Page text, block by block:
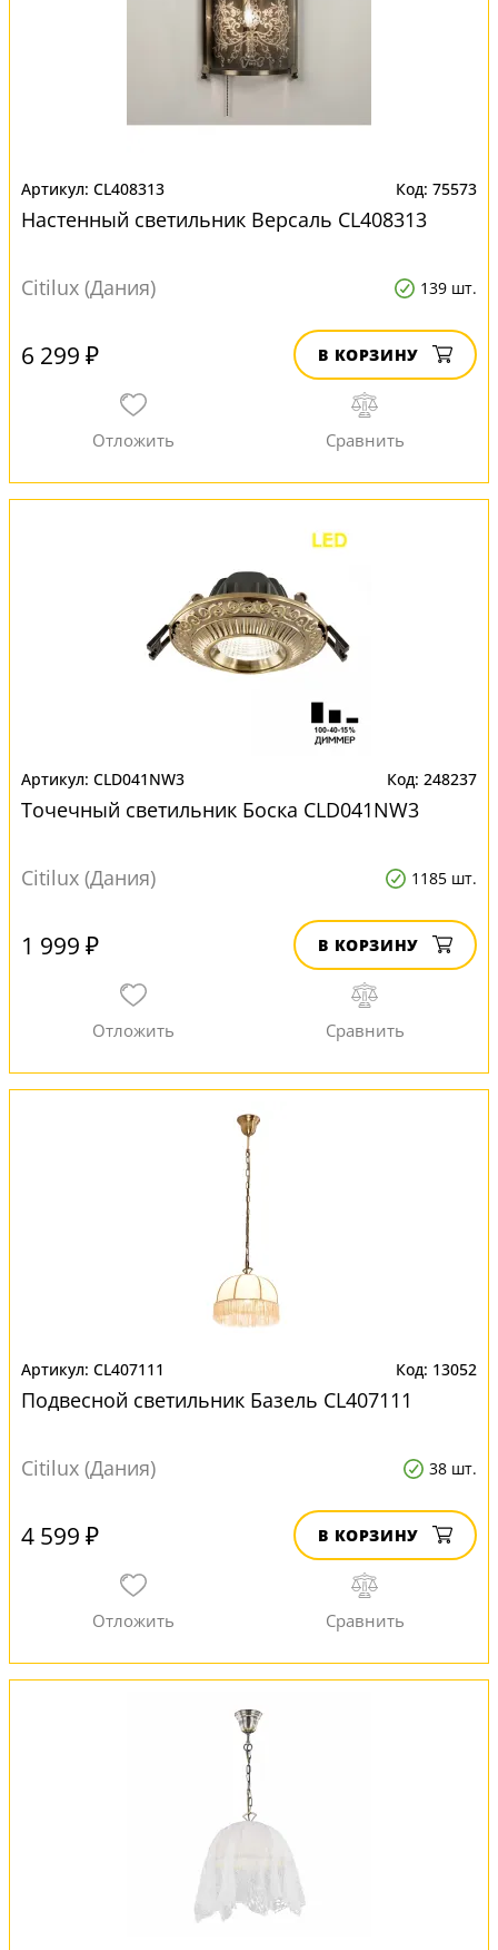
CL408313 75573
Настенный светильник Версаль CL408313
Citilux (Дания) 139 шт.
6 299 ₽ В КОРЗИНУ
CLD041NW3 248237
Точечный светильник Боска CLD041NW3
Citilux (Дания) 1185 шт.
1 999 ₽ В КОРЗИНУ
CL407111 13052
Подвесной светильник Базель CL407111
Citilux (Дания) 38 шт.
4 599 ₽ В КОРЗИНУ